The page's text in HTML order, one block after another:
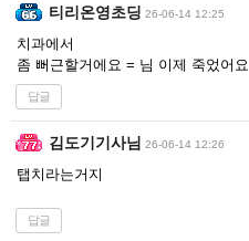
티리온영초딩 26-06-14 12:25
치과에서
좀 뻐근할거에요 = 님 이제 죽었어요
답글
김도기기사님 26-06-14 12:26
탭치라는거지
답글